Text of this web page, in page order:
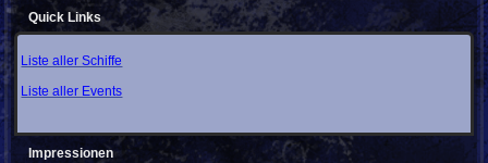
Quick Links
Liste aller Schiffe
Liste aller Events
Impressionen